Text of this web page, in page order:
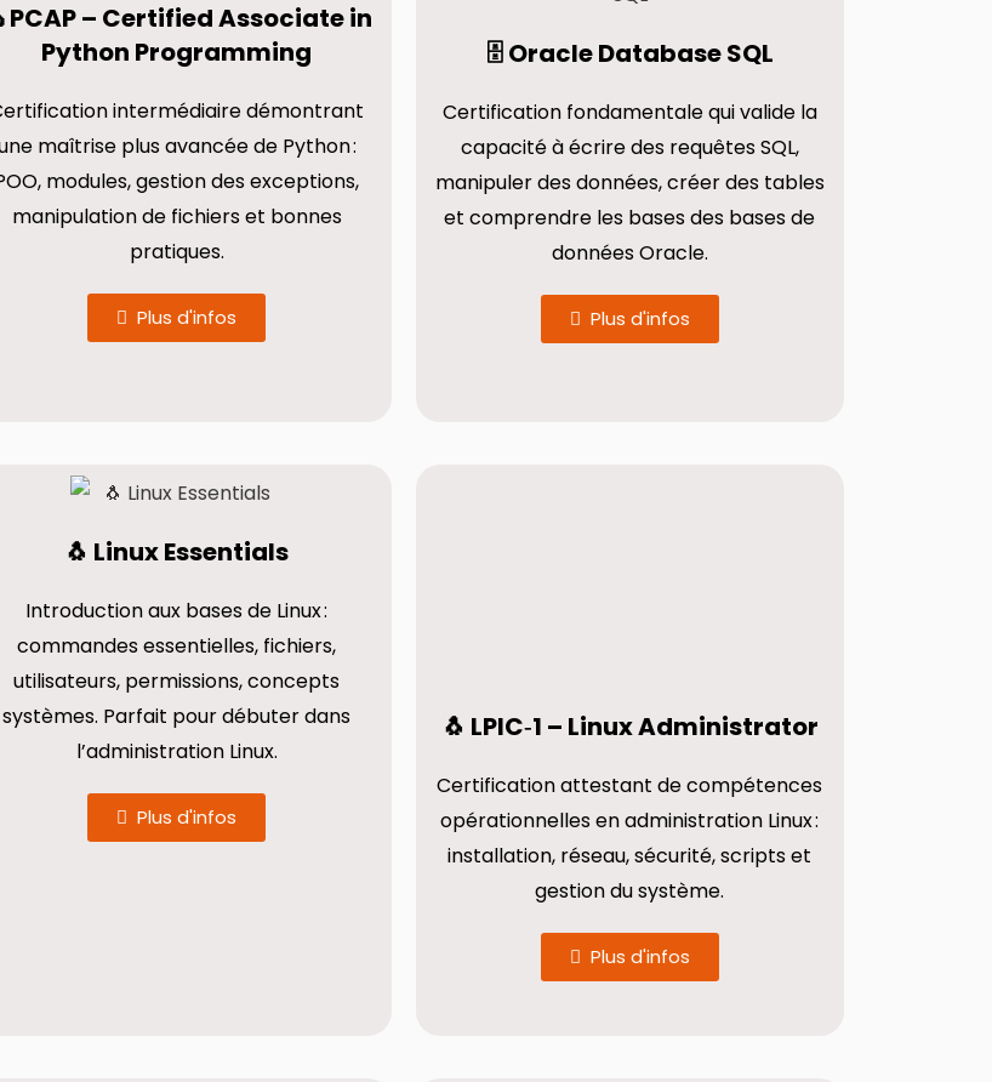
PCAP – Certified Associate in
Python Programming
intermédiaire démontrant
maîtrise plus avancée de Python :
modules, gestion des exceptions,
manipulation de fichiers et bonnes
pratiques.
Plus d'infos
🗄️ Oracle Database SQL
Certification fondamentale qui valide la
capacité à écrire des requêtes SQL,
manipuler des données, créer des tables
et comprendre les bases des bases de
données Oracle.
Plus d'infos
🐧 Linux Essentials
Introduction aux bases de Linux :
commandes essentielles, fichiers,
utilisateurs, permissions, concepts
systèmes. Parfait pour débuter dans
l’administration Linux.
Plus d'infos
🐧 LPIC‑1 – Linux Administrator
Certification attestant de compétences
opérationnelles en administration Linux :
installation, réseau, sécurité, scripts et
gestion du système.
Plus d'infos